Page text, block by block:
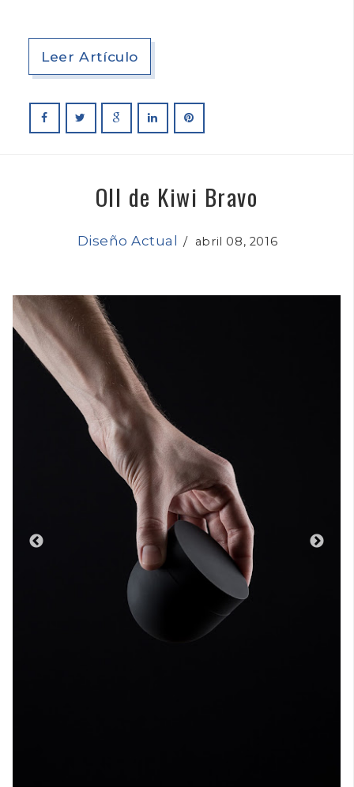
Leer Artículo
OII de Kiwi Bravo
Diseño Actual /abril 08, 2016